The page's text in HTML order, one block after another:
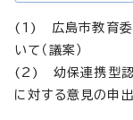
(1) 広島市教育委
いて（議案）
(2) 幼保連携型認
に対する意見の申出